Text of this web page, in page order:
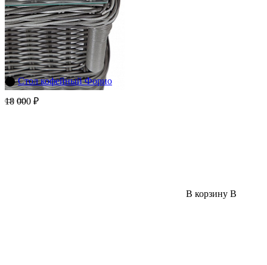
⬤ Стол кофейный Форио
18 000 ₽
В корзину В